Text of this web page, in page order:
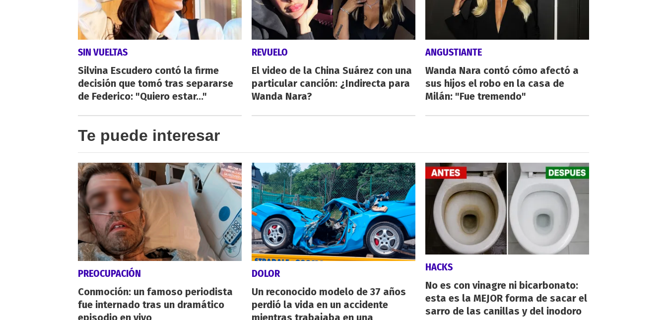
SIN VUELTAS
Silvina Escudero contó la firme
decisión que tomó tras separarse
de Federico: "Quiero estar..."
REVUELO
El video de la China Suárez con una
particular canción: ¿Indirecta para
Wanda Nara?
ANGUSTIANTE
Wanda Nara contó cómo afectó a
sus hijos el robo en la casa de
Milán: "Fue tremendo"
Te puede interesar
PREOCUPACIÓN
Conmoción: un famoso periodista
fue internado tras un dramático
DOLOR
Un reconocido modelo de 37 años
perdió la vida en un accidente
HACKS
No es con vinagre ni bicarbonato:
esta es la MEJOR forma de sacar el
sarro de las canillas y del inodoro